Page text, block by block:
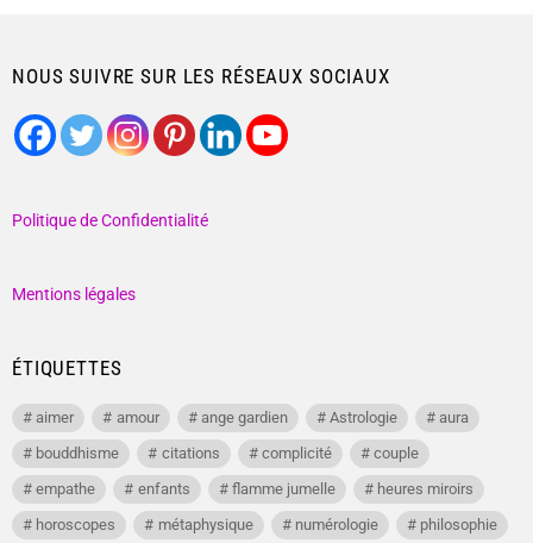
NOUS SUIVRE SUR LES RÉSEAUX SOCIAUX
Politique de Confidentialité
Mentions légales
ÉTIQUETTES
aimer amour ange gardien Astrologie
aura
bouddhisme
citations complicité
couple
empathe
enfants flamme jumelle
heures miroirs
horoscopes
métaphysique numérologie
philosophie